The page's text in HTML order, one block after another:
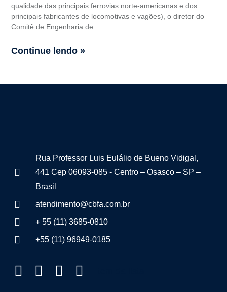
qualidade das principais ferrovias norte-americanas e dos
principais fabricantes de locomotivas e vagões), o diretor do
Comitê de Engenharia de …
Continue lendo »
Rua Professor Luis Eulálio de Bueno Vidigal,
441 Cep 06093-085 - Centro – Osasco – SP –
Brasil
atendimento@cbfa.com.br
+ 55 (11) 3685-0810
+55 (11) 96949-0185